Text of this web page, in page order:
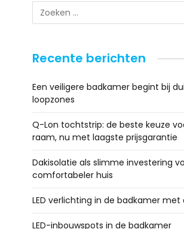
Recente berichten
Een veiligere badkamer begint bij
loopzones
Q-Lon tochtstrip: de beste keuze
raam, nu met laagste prijsgarantie
Dakisolatie als slimme investering
comfortabeler huis
LED verlichting in de badkamer met
LED-inbouwspots in de badkamer